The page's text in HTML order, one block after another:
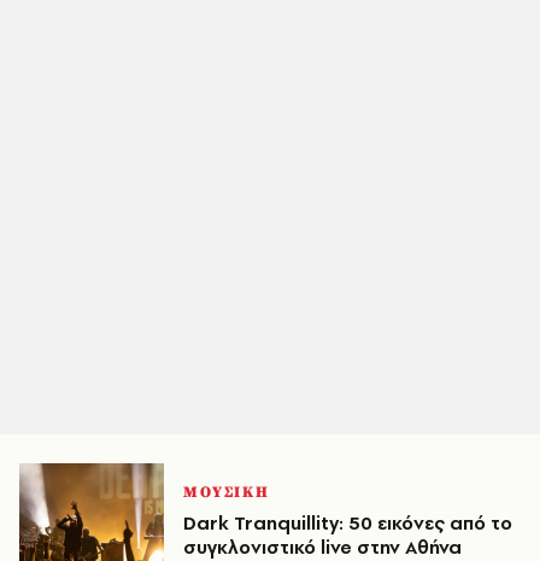
ΜΟΥΣΙΚΗ
Dark Tranquillity: 50 εικόνες από το
συγκλονιστικό live στην Αθήνα